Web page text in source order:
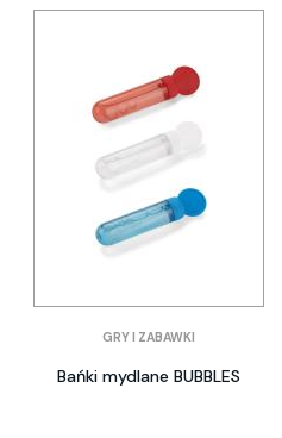
GRY I ZABAWKI
Bańki mydlane BUBBLES